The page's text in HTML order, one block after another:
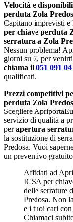
Velocità e
perduta Zola
Capitano imprevisti e
per chiave perduta
serratura a Zola
Nessun problema!
giorni su 7, per
chiama il 051 091 04
qualificati.
Prezzi competitivi
perduta Zola
Scegliere
servizio di qualità a
perapertura
la sostituzione di
Predosa. Vuoi
un preventivo
Affidati ad
ICSA per
delle serrature
Predosa. Non
e i tuoi cari
Chiamaci